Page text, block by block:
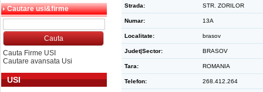
Cautare usi&firme
Cauta Firme USI
Cautare avansata Usi
USI
Strada: STR. ZORILOR
Numar: 13A
Localitate: brasov
Judet|Sector: BRASOV
Tara: ROMANIA
Telefon: 268.412.264